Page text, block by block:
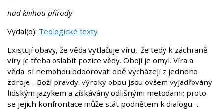
nad knihou přírody
Vydal(o): Teologické texty
Existují obavy, že věda vytlačuje víru, že tedy k záchraně
víry je třeba oslabit pozice vědy. Obojí je omyl. Víra a
věda si nemohou odporovat: obě vycházejí z jednoho
zdroje - Boží pravdy. Výroky obou jsou ovšem vyjadřovány
lidským jazykem a získávány odlišnými metodami; proto
se jejich konfrontace může stát podnětem k dialogu. ...